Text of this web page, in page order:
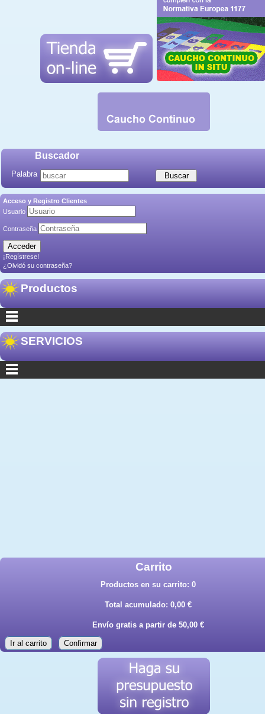
Buscador
Palabra
Acceso y Registro Clientes
Usuario
Contraseña
¡Regístrese!
¿Olvidó su contraseña?
Productos
SERVICIOS
Carrito
Productos en su carrito: 0
Total acumulado: 0,00 €
Envío gratis a partir de 50,00 €
Ir al carrito Confirmar